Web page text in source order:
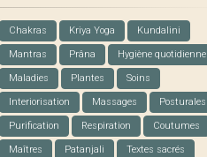
Chakras Kriya Yoga Kundalini
Mantras Prâna Hygiène quotidienne
Maladies Plantes Soins
Interiorisation Massages Posturales
Purification Respiration Coutumes
Maîtres Patanjali Textes sacrés